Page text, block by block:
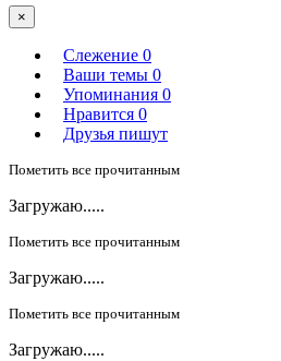
×
Слежение 0
Ваши темы 0
Упоминания 0
Нравится 0
Друзья пишут
Пометить все прочитанным
Загружаю.....
Пометить все прочитанным
Загружаю.....
Пометить все прочитанным
Загружаю.....